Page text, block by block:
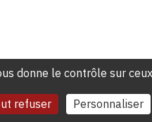
donne le contrôle sur
refuser Personnaliser